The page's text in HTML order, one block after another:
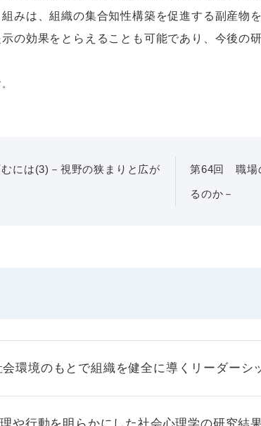
みは、組織の集合知性構築を促進する副産物
の効果をとらえることも可能であり、今後の
には(3)－視野の狭まりと広が 第64回 職場
るのか－
環境のもとで組織を健全に導くリーダーシ